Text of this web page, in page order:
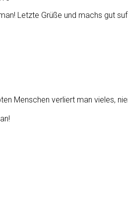
Letzte Grüße und machs gut
Menschen verliert man vieles,